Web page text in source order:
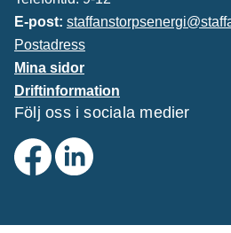
E-post:
Postadress
Mina sidor
Driftinformation
Följ oss i sociala medier